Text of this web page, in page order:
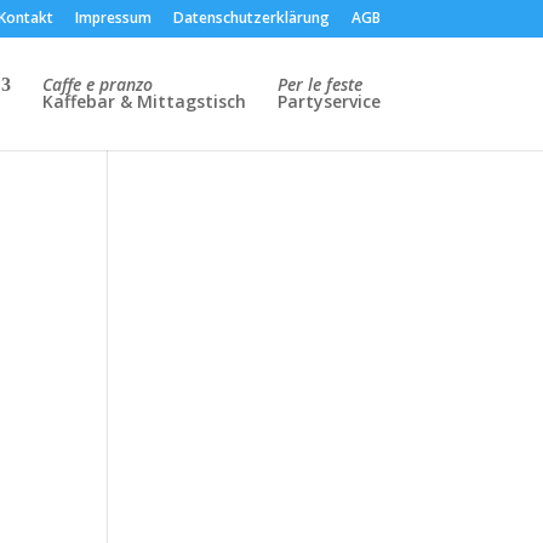
Impressum Datenschutzerklärung AGB
Caffe e pranzo
Kaffebar & Mittagstisch
Per le feste
Partyservice